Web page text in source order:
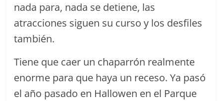
nada para, nada se detiene, las
atracciones siguen su curso y los desfiles
también.
Tiene que caer un chaparrón realmente
enorme para que haya un receso. Ya pasó
el año pasado en Hallowen en el Parque